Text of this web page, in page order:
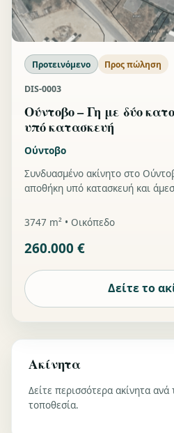
Προτεινόμενο Προς πώληση
DIS-0003
Ούντοβο – Γη με δύο
υπό κατασκευή
Ούντοβο
Συνδυασμένο ακίνητο στο
αποθήκη υπό κατασκευή και
ελαφριά βιομηχανία.
3747 m² • Οικόπεδο
260.000 €
Δείτε το
Ακίνητα
Δείτε περισσότερα ακίνητα ανά
τοποθεσία.